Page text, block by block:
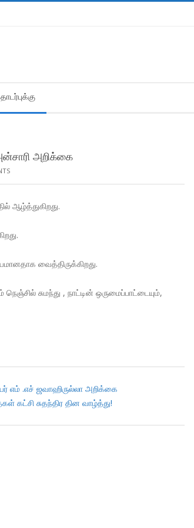
அறிக்கை
ஆழ்த்துகிறது.
வைத்திருக்கிறது.
சுமந்து , நாட்டின் ஒருமைப்பாட்டையும்,
எம் .எச் ஜவாஹிருல்லா அறிக்கை
கட்சி சுதந்திர தின வாழ்த்து!